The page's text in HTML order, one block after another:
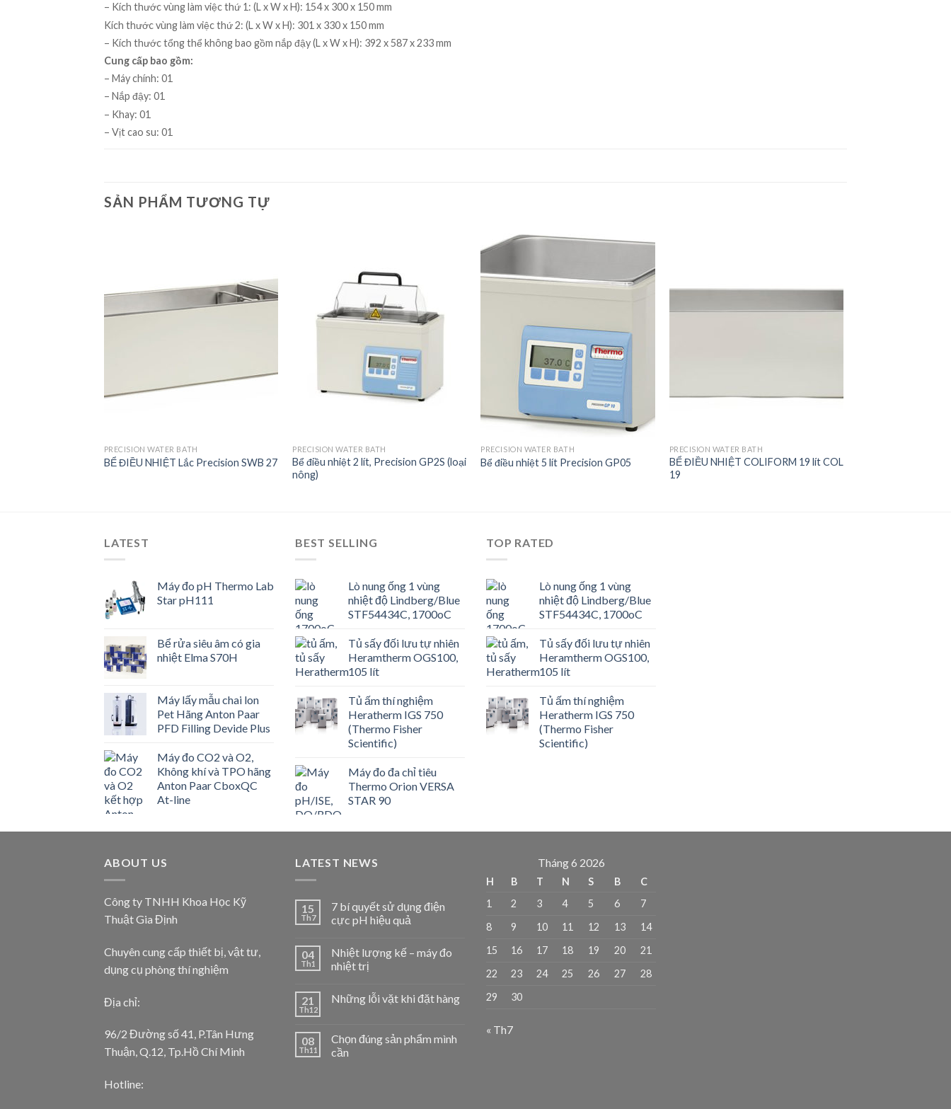
– Kích thước vùng làm việc thứ 1: (L x W x H): 154 x 300 x 150 mm
Kích thước vùng làm việc thứ 2: (L x W x H): 301 x 330 x 150 mm
– Kích thước tổng thể không bao gồm nắp đậy (L x W x H): 392 x 587 x 233 mm
Cung cấp bao gồm:
– Máy chính: 01
– Nắp đậy: 01
– Khay: 01
– Vịt cao su: 01
SẢN PHẨM TƯƠNG TỰ
Add to
Wishlist
PRECISION WATER BATH
BỂ ĐIỀU NHIỆT Lắc Precision SWB 27
PRECISION WATER BATH
Bể điều nhiệt 2 lít, Precision GP2S (loại
nông)
Add to
PRECISION WATER BATH
Bể điều nhiệt 5 lít Precision GP05
Add to
PRECISION WATER BATH
BỂ ĐIỀU NHIỆT COLIFORM 19 lít COL
19
LATEST
Máy đo pH Thermo Lab
Star pH111
Bể rửa siêu âm có gia
nhiệt Elma S70H
Máy lấy mẫu chai lon
Pet Hãng Anton Paar
PFD Filling Devide Plus
Máy đo CO2 và O2,
Không khí và TPO hãng
Anton Paar CboxQC
At-line
BEST SELLING
Lò nung ống 1 vùng
nhiệt độ Lindberg/Blue
STF54434C, 1700oC
Tủ sấy đối lưu tự nhiên
Heramtherm OGS100,
105 lít
Tủ ấm thí nghiệm
Heratherm IGS 750
(Thermo Fisher
Scientific)
Máy đo đa chỉ tiêu
Thermo Orion VERSA
STAR 90
TOP RATED
Lò nung ống 1 vùng
nhiệt độ Lindberg/Blue
STF54434C, 1700oC
Tủ sấy đối lưu tự nhiên
Heramtherm OGS100,
105 lít
Tủ ấm thí nghiệm
Heratherm IGS 750
(Thermo Fisher
Scientific)
ABOUT US
Công ty TNHH Khoa Học Kỹ
Thuật Gia Định
Chuyên cung cấp thiết bị, vật tư,
dụng cụ phòng thí nghiệm
Địa chỉ:
96/2 Đường số 41, P.Tân Hưng
Thuận, Q.12, Tp.Hồ Chí Minh
Hotline:
LATEST NEWS
15
Th7
7 bí quyết sử dụng điện
cực pH hiệu quả
04
Th1
Nhiệt lượng kế – máy đo
nhiệt trị
21
Th12
Những lỗi vặt khi đặt hàng
08
Th11
Chọn đúng sản phẩm mình
cần
Tháng 6 2026
H B T N S B
C
1
2 3 4 5 6
7
8
9 10 11 12 13
14
15
16 17 18 19 20
21
22
23 24 25 26 27
28
29
30
« Th7